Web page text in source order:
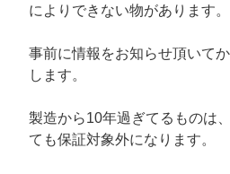
によりできない物があります。
事前に情報をお知らせ頂いて
します。
製造から10年過ぎてるものは
ても保証対象外になります。